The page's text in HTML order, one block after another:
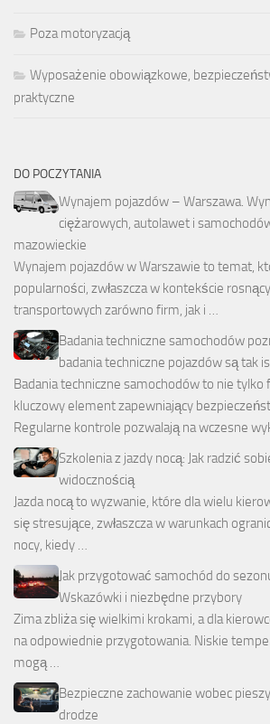
Poza motoryzacją
Wyposażenie obowiązkowe,
praktyczne
DO POCZYTANIA
Wynajem pojazdów – Warszawa.
ciężarowych, autolawet i
mazowieckie
Wynajem pojazdów w Warszawie to temat,
popularności, zwłaszcza w kontekście
transportowych zarówno firm, jak i …
Badania techniczne samochodów
badania techniczne pojazdów są tak
Badania techniczne samochodów to nie tylko
kluczowy element zapewniający
Regularne kontrole pozwalają na wczesne
Szkolenia z jazdy nocą: Jak radzić
widocznością
Jazda nocą to wyzwanie, które dla wielu
się stresujące, zwłaszcza w warunkach
nocy, kiedy …
Jak przygotować samochód do
Wskazówki i niezbędne przybory
Zima zbliża się wielkimi krokami, a dla
na odpowiednie przygotowania. Niskie
mogą …
Bezpieczne zachowanie wobec
drodze